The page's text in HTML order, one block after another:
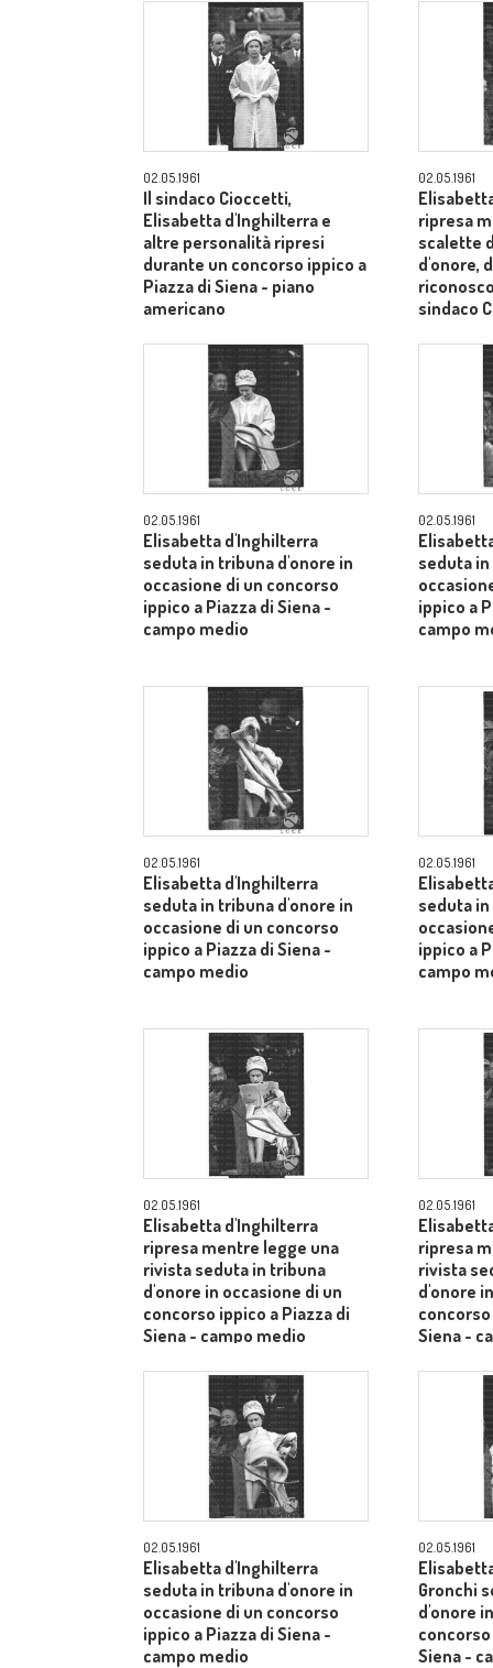
02.05.1961
Il sindaco Cioccetti,
Elisabetta d'Inghilterra e
altre personalità ripresi
durante un concorso ippico a
Piazza di Siena - piano
americano
02.05.1961
ripresa
scalette
d'onore,
sindaco
02.05.1961
Elisabetta d'Inghilterra
seduta in tribuna d'onore in
occasione di un concorso
ippico a Piazza di Siena -
campo medio
02.05.1961
seduta
ippico a
campo
02.05.1961
Elisabetta d'Inghilterra
seduta in tribuna d'onore in
occasione di un concorso
ippico a Piazza di Siena -
campo medio
02.05.1961
seduta
ippico a
campo
02.05.1961
Elisabetta d'Inghilterra
ripresa mentre legge una
rivista seduta in tribuna
d'onore in occasione di un
concorso ippico a Piazza di
Siena - campo medio
02.05.1961
ripresa
rivista
d'onore
Siena -
02.05.1961
Elisabetta d'Inghilterra
seduta in tribuna d'onore in
occasione di un concorso
ippico a Piazza di Siena -
campo medio
02.05.1961
Gronchi
d'onore
Siena -